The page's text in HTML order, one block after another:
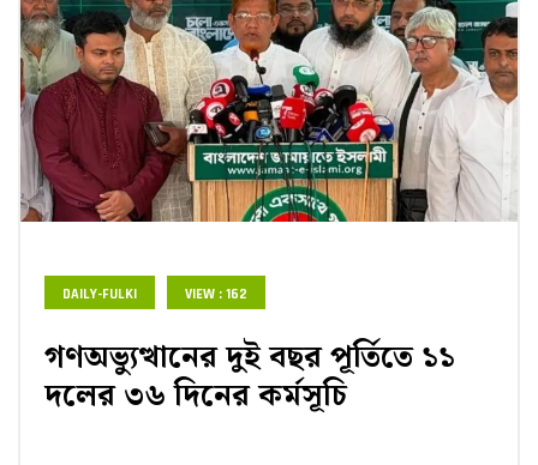
DAILY-FULKI VIEW : 162
গণঅভ্যুত্থানের দুই বছর পূর্তিতে ১১
দলের ৩৬ দিনের কর্মসূচি